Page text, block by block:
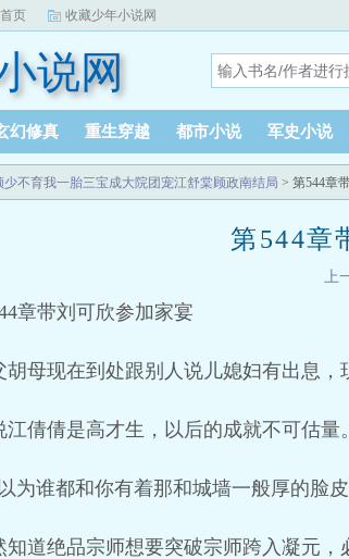
页 收藏少年小说网
说网
幻修真 重生穿越 都市小说 军史小说
少不育我一胎三宝成大院团宠江舒棠顾政南结局 > 第544章
第544章
上
章带刘可欣参加家宴
胡母现在到处跟别人说儿媳妇有出息，
江倩倩是高才生，以后的成就不可估量。
为谁都和你有着那和城墙一般厚的脸皮
知道绝品宗师想要突破宗师跨入凝元，